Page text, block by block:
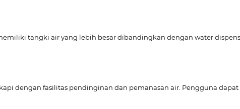
tangki air yang lebih besar dibandingkan dengan water
dengan fasilitas pendinginan dan pemanasan air. Pengguna